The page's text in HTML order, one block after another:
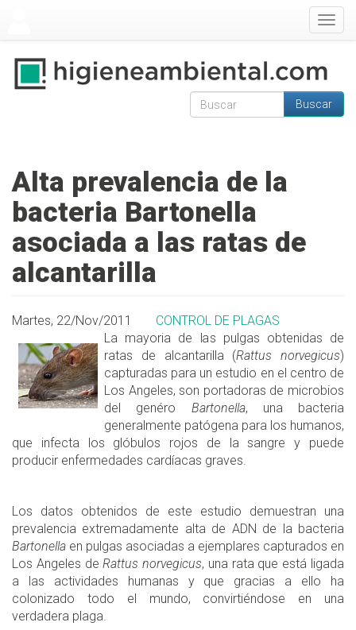
Formulario de
Buscar
Alta prevalencia de la
bacteria Bartonella
asociada a las ratas de
alcantarilla
Martes, 22/Nov/2011
CONTROL DE PLAGAS
La mayoria de las pulgas obtenidas de
ratas de alcantarilla (Rattus norvegicus)
capturadas para un estudio en el centro de
Los Angeles, son portadoras de microbios
del genéro Bartonella, una bacteria
generalmente patógena para los humanos,
que infecta los glóbulos rojos de la sangre y puede
producir enfermedades cardíacas graves.
Los datos obtenidos de este estudio demuestran una
prevalencia extremadamente alta de ADN de la bacteria
Bartonella en pulgas asociadas a ejemplares capturados en
Los Angeles deRattus norvegicus, una rata que está ligada
a las actividades humanas y que gracias a ello ha
colonizado todo el mundo, convirtiéndose en una
verdadera plaga.